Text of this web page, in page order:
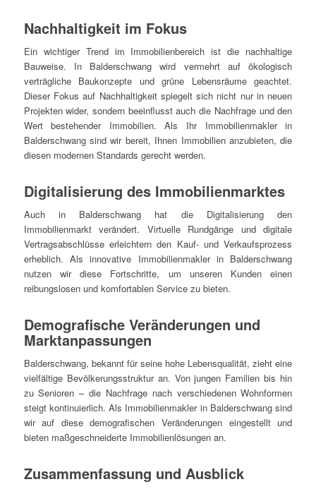
Nachhaltigkeit im Fokus
Ein wichtiger Trend im Immobilienbereich ist die nachhaltige
Bauweise. In Balderschwang wird vermehrt auf ökologisch
verträgliche Baukonzepte und grüne Lebensräume geachtet.
Dieser Fokus auf Nachhaltigkeit spiegelt sich nicht nur in neuen
Projekten wider, sondern beeinflusst auch die Nachfrage und den
Wert bestehender Immobilien. Als Ihr Immobilienmakler in
Balderschwang sind wir bereit, Ihnen Immobilien anzubieten, die
diesen modernen Standards gerecht werden.
Digitalisierung des Immobilienmarktes
Auch in Balderschwang hat die Digitalisierung den
Immobilienmarkt verändert. Virtuelle Rundgänge und digitale
Vertragsabschlüsse erleichtern den Kauf- und Verkaufsprozess
erheblich. Als innovative Immobilienmakler in Balderschwang
nutzen wir diese Fortschritte, um unseren Kunden einen
reibungslosen und komfortablen Service zu bieten.
Demografische Veränderungen und
Marktanpassungen
Balderschwang, bekannt für seine hohe Lebensqualität, zieht eine
vielfältige Bevölkerungsstruktur an. Von jungen Familien bis hin
zu Senioren – die Nachfrage nach verschiedenen Wohnformen
steigt kontinuierlich. Als Immobilienmakler in Balderschwang sind
wir auf diese demografischen Veränderungen eingestellt und
bieten maßgeschneiderte Immobilienlösungen an.
Zusammenfassung und Ausblick